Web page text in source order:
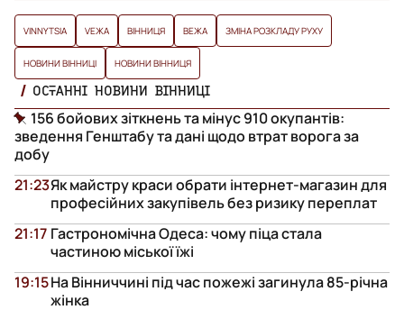
VINNYTSIA VЕЖА ВІННИЦЯ ВЕЖА ЗМІНА РОЗКЛАДУ РУХУ
НОВИНИ ВІННИЦІ НОВИНИ ВІННИЦЯ
ОСТАННІ НОВИНИ ВІННИЦІ
156 бойових зіткнень та мінус 910 окупантів:
зведення Генштабу та дані щодо втрат ворога за
добу
Як майстру краси обрати інтернет-магазин для
професійних закупівель без ризику переплат
21:23
Гастрономічна Одеса: чому піца стала
частиною міської їжі
21:17
На Вінниччині під час пожежі загинула 85-річна
жінка
19:15